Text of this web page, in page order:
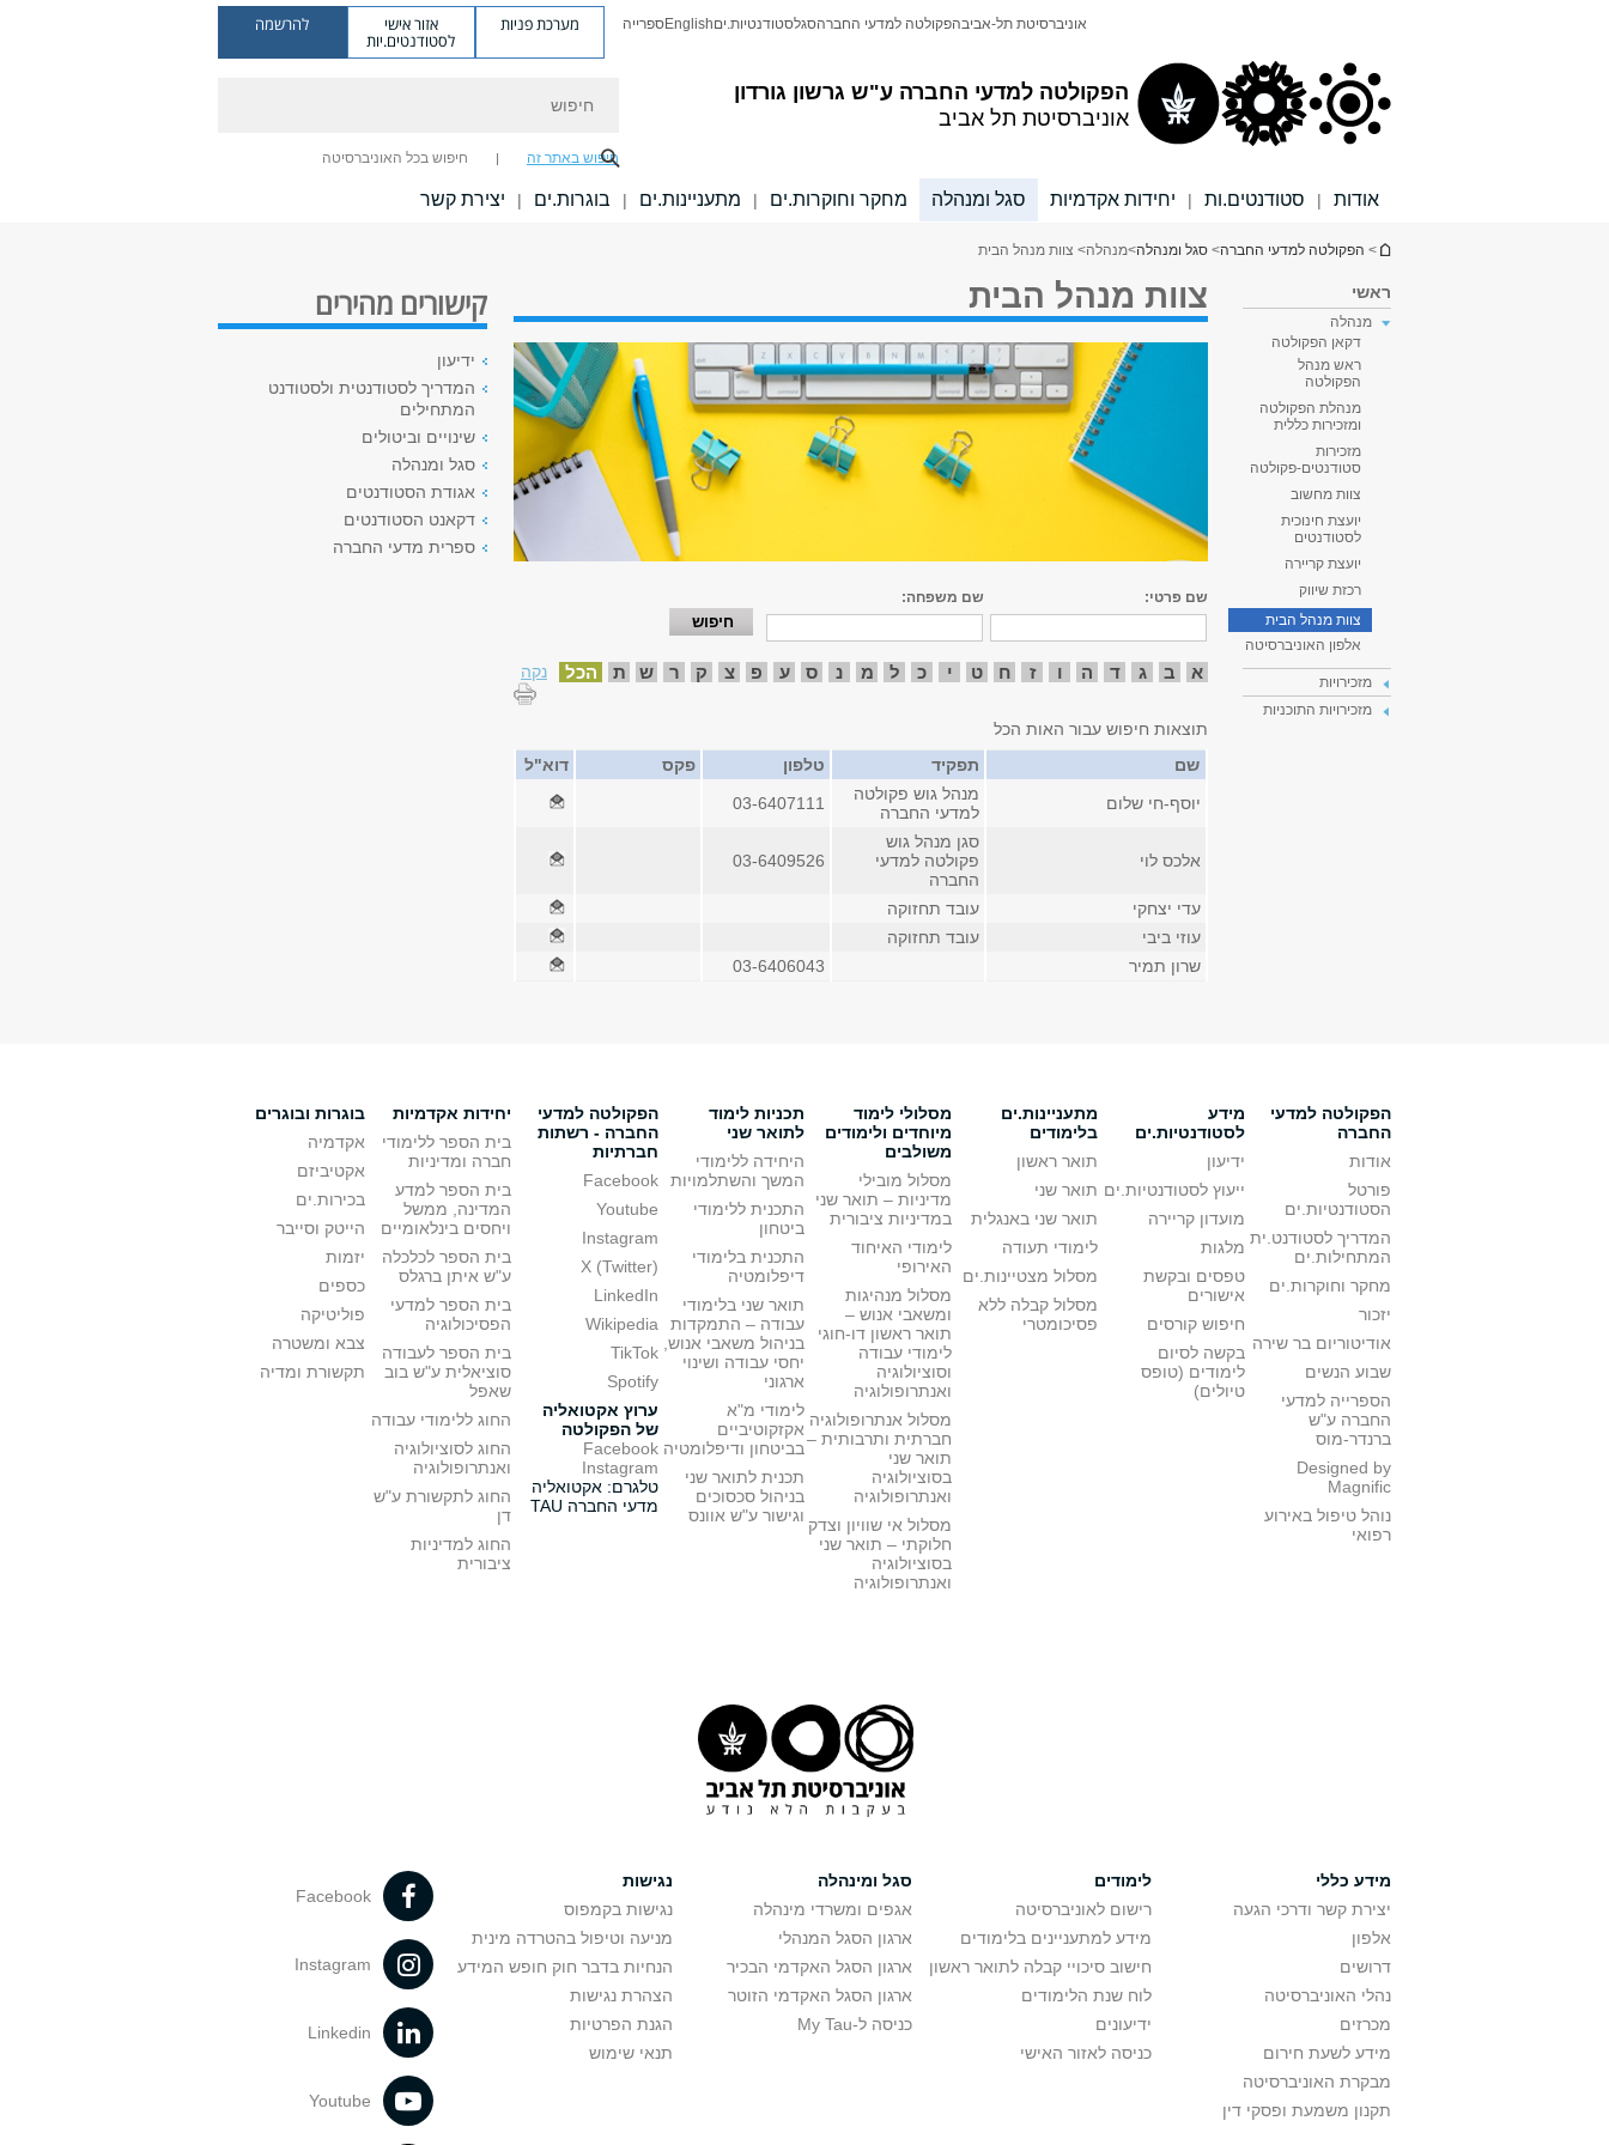
הפקולטה למדעי החברה ע"ש גרשון גורדון
אוניברסיטת תל אביב
אוניברסיטת תל-אביבהפקולטה למדעי החברהסגלסטודנטיות.יםEnglishספרייה מערכת פניות אזור אישי
לסטודנטים.יות
להרשמה
חיפוש באתר זה חיפוש בכל האוניברסיטה
אודות | סטודנטים.ות | יחידות אקדמיות סגל ומנהלה מחקר וחוקרות.ים | מתעניינות.ים | בוגרות.ים | יצירת קשר
הינך נמצא כאן
> הפקולטה למדעי החברה> סגל ומנהלה>מנהלה> צוות מנהל הבית
ראשי
מנהלה
דקאן הפקולטה
ראש מנהל
הפקולטה
מנהלת הפקולטה
ומזכירות כללית
מזכירות
סטודנטים-פקולטה
צוות מחשוב
יועצת חינוכית
לסטודנטים
יועצת קריירה
רכזת שיווק
צוות מנהל הבית
אלפון האוניברסיטה
מזכירויות
מזכירויות התוכניות
צוות מנהל הבית
שם פרטי: שם משפחה:
א ב ג ד ה ו ז ח ט י כ ל מ נ ס ע פ צ ק ר ש ת הכל נקה
תוצאות חיפוש עבור האות הכל
שם
תפקיד טלפון פקס
דוא"ל
יוסף-חי שלום
מנהל גוש פקולטה
למדעי החברה
03-6407111
אלכס לוי
סגן מנהל גוש
פקולטה למדעי
החברה
03-6409526
עדי יצחקי
עובד תחזוקה
עוזי ביבי
עובד תחזוקה
שרון תמיר
03-6406043
קישורים מהירים
ידיעון
המדריך לסטודנטית ולסטודנט
המתחילים
שינויים וביטולים
סגל ומנהלה
אגודת הסטודנטים
דקאנט הסטודנטים
ספרית מדעי החברה
הפקולטה למדעי
החברה
אודות
פורטל
הסטודנטיות.ים
המדריך לסטודנט.ית
המתחילות.ים
מחקר וחוקרות.ים
יזכור
אודיטוריום בר שירה
שבוע הנשים
הספרייה למדעי
החברה ע"ש
ברנדר-מוס
Designed by
Magnific
נוהל טיפול באירוע
רפואי
מידע
לסטודנטיות.ים
ידיעון
ייעוץ לסטודנטיות.ים
מועדון קריירה
מלגות
טפסים ובקשת
אישורים
חיפוש קורסים
בקשה לסיום
לימודים (טופס
טיולים)
מתעניינות.ים
בלימודים
תואר ראשון
תואר שני
תואר שני באנגלית
לימודי תעודה
מסלול מצטיינות.ים
מסלול קבלה ללא
פסיכומטרי
מסלולי לימוד
מיוחדים ולימודים
משולבים
מסלול מובילי
מדיניות – תואר שני
במדיניות ציבורית
לימודי האיחוד
האירופי
מסלול מנהיגות
ומשאבי אנוש –
תואר ראשון דו-חוגי
לימודי עבודה
וסוציולוגיה
ואנתרופולוגיה
מסלול אנתרופולוגיה
חברתית ותרבותית –
תואר שני
בסוציולוגיה
ואנתרופולוגיה
מסלול אי שוויון וצדק
חלוקתי – תואר שני
בסוציולוגיה
ואנתרופולוגיה
תכניות לימוד
לתואר שני
היחידה ללימודי
המשך והשתלמויות
התכנית ללימודי
ביטחון
התכנית בלימודי
דיפלומטיה
תואר שני בלימודי
עבודה – התמקדות
בניהול משאבי אנוש,
יחסי עבודה ושינוי
ארגוני
לימודי מ"א
אקזקוטיביים
בביטחון ודיפלומטיה
תכנית לתואר שני
בניהול סכסוכים
וגישור ע"ש אוונס
הפקולטה למדעי
החברה - רשתות
חברתיות
Facebook
Youtube
Instagram
X (Twitter)
LinkedIn
Wikipedia
TikTok
Spotify
ערוץ אקטואליה
של הפקולטה
Facebook
Instagram
טלגרם: אקטואליה
מדעי החברה TAU
יחידות אקדמיות
בית הספר ללימודי
חברה ומדיניות
בית הספר למדע
המדינה, ממשל
ויחסים בינלאומיים
בית הספר לכלכלה
ע"ש איתן ברגלס
בית הספר למדעי
הפסיכולוגיה
בית הספר לעבודה
סוציאלית ע"ש בוב
שאפל
החוג ללימודי עבודה
החוג לסוציולוגיה
ואנתרופולוגיה
החוג לתקשורת ע"ש
דן
החוג למדיניות
ציבורית
בוגרות ובוגרים
אקדמיה
אקטיביזם
בכירות.ים
הייטק וסייבר
יזמות
כספים
פוליטיקה
צבא ומשטרה
תקשורת ומדיה
מידע כללי
יצירת קשר ודרכי הגעה
אלפון
דרושים
נהלי האוניברסיטה
מכרזים
מידע לשעת חירום
מבקרת האוניברסיטה
תקנון משמעת ופסקי דין
לימודים
רישום לאוניברסיטה
מידע למתעניינים בלימודים
חישוב סיכויי קבלה לתואר ראשון
לוח שנת הלימודים
ידיעונים
כניסה לאזור האישי
סגל ומינהלה
אגפים ומשרדי מינהלה
ארגון הסגל המנהלי
ארגון הסגל האקדמי הבכיר
ארגון הסגל האקדמי הזוטר
כניסה ל-My Tau
נגישות
נגישות בקמפוס
מניעה וטיפול בהטרדה מינית
הנחיות בדבר חוק חופש המידע
הצהרת נגישות
הגנת הפרטיות
תנאי שימוש
Facebook
Instagram
Linkedin
Youtube